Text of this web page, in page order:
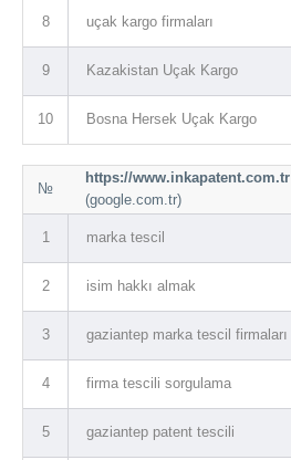
8 uçak kargo firmaları
9 Kazakistan Uçak Kargo
10 Bosna Hersek Uçak Kargo
№
https://www.inkapatent.com.tr
(google.com.tr)
1 marka tescil
2 isim hakkı almak
3 gaziantep marka tescil firmaları
4 firma tescili sorgulama
5 gaziantep patent tescili